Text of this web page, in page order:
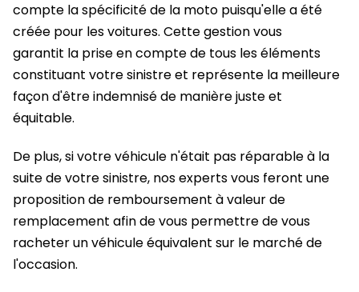
compte la spécificité de la moto puisqu'elle a été
créée pour les voitures. Cette gestion vous
garantit la prise en compte de tous les éléments
constituant votre sinistre et représente la meilleure
façon d'être indemnisé de manière juste et
équitable.
De plus, si votre véhicule n'était pas réparable à la
suite de votre sinistre, nos experts vous feront une
proposition de remboursement à valeur de
remplacement afin de vous permettre de vous
racheter un véhicule équivalent sur le marché de
l'occasion.